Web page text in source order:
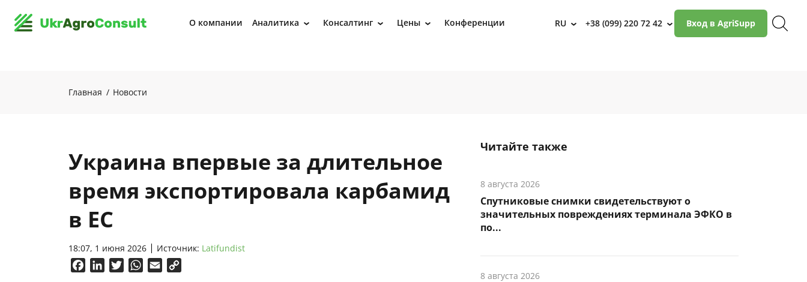
О компании Аналитика › Консалтинг › Цены › Конференции RU › +38 (099) 220 72 42 › Вход в AgriSupp
Главная Новости
Украина впервые за длительное
время экспортировала карбамид
в ЕС
18:07, 1 июня 2026 Источник: Latifundist
FacebookLinkedInTwitterWhatsApp
Email
Читайте также
8 августа 2026
Спутниковые снимки свидетельствуют о
значительных повреждениях терминала ЭФКО в
по...
8 августа 2026